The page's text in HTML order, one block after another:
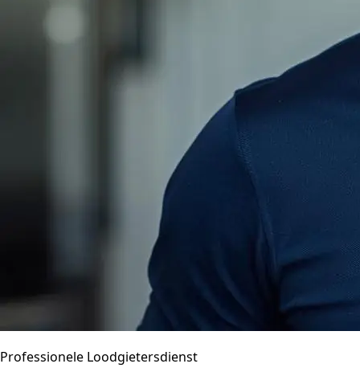
Professionele Loodgietersdienst